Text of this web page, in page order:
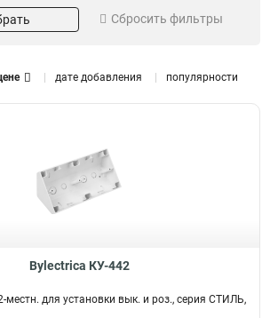
Коричневый
Сбросить фильтры
дате добавления популярности
Bylectrica КУ-442
местн. для установки вык. и роз., серия СТИЛЬ,